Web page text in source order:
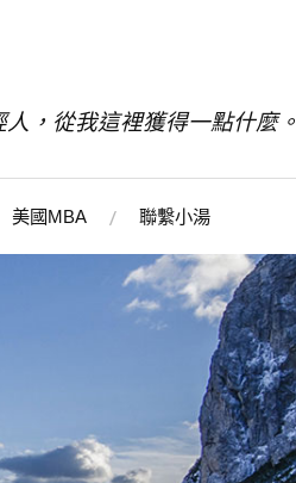
，從我這裡獲得一點什麼。
美國MBA 聯繫小湯